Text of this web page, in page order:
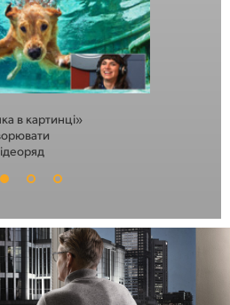
в картинці»